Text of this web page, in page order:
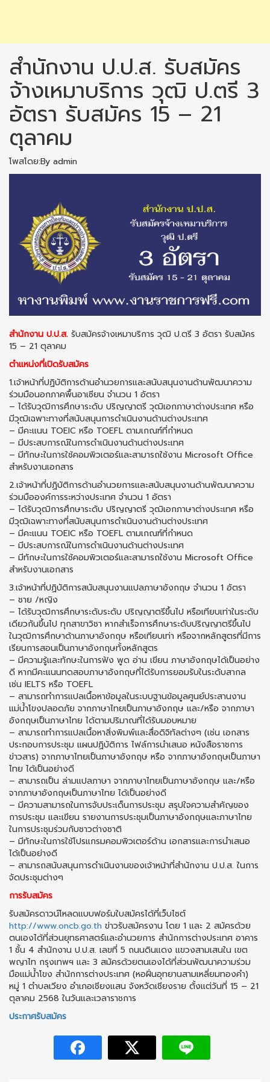
สำนักงาน ป.ป.ส. รับสมัคร
จ้างเหมาบริการ วุฒิ ป.ตรี 3
อัตรา รับสมัคร 15 – 21
ตุลาคม
โพสโดย:By admin
สำนักงาน ป.ป.ส. รับสมัครจ้างเหมาบริการ วุฒิ ป.ตรี 3 อัตรา รับสมัคร
15 – 21 ตุลาคม
ตำแหน่งที่เปิดรับสมัคร
1.เจ้าหน้าที่ปฏิบัติการด้านอำนวยการและสนับสนุนงานด้านพัฒนาความ
ร่วมมือนอกภาคพื้นอาเซียน จำนวน 1 อัตรา
– ได้รับวุฒิการศึกษาระดับ ปริญญาตรี วุฒิเอกภาษาต่างประเทศ หรือ
มีวุฒิเฉพาะทางที่สนับสนุนการดำเนินงานด้านต่างประเทศ
– มีคะแนน TOEIC หรือ TOEFL ตามเกณฑ์ที่กำหนด
– มีประสบการณ์ในการดำเนินงานด้านต่างประเทศ
– มีทักษะในการใช้คอมพิวเตอร์และสามารถใช้งาน Microsoft Office
สำหรับงานเอกสาร
2.เจ้าหน้าที่ปฏิบัติการด้านอำนวยการและสนับสนุนงานด้านพัฒนาความ
ร่วมมือองค์การระหว่างประเทศ จำนวน 1 อัตรา
– ได้รับวุฒิการศึกษาระดับ ปริญญาตรี วุฒิเอกภาษาต่างประเทศ หรือ
มีวุฒิเฉพาะทางที่สนับสนุนการดำเนินงานด้านต่างประเทศ
– มีคะแนน TOEIC หรือ TOEFL ตามเกณฑ์ที่กำหนด
– มีประสบการณ์ในการดำเนินงานด้านต่างประเทศ
– มีทักษะในการใช้คอมพิวเตอร์และสามารถใช้งาน Microsoft Office
สำหรับงานเอกสาร
3.เจ้าหน้าที่ปฏิบัติการสนับสนุนงานแปลภาษาอังกฤษ จำนวน 1 อัตรา
– ชาย /หญิง
– ได้รับวุฒิการศึกษาระดับระดับ ปริญญาตรีขึ้นไป หรือเทียบเท่าในระดับ
เดียวกันขึ้นไป ทุกสาขาวิชา หากสำเร็จการศึกษาระดับปริญญาตรีขึ้นไป
ในวุฒิการศึกษาด้านภาษาอังกฤษ หรือเทียบเท่า หรือจากหลักสูตรที่มีการ
เรียนการสอนเป็นภาษาอังกฤษทั้งหลักสูตร
– มีความรู้และทักษะในการฟัง พูด อ่าน เขียน ภาษาอังกฤษได้เป็นอย่าง
ดี หากมีคะแนนทดสอบภาษาอังกฤษที่ได้รับการยอมรับในระดับสากล
เช่น IELTS หรือ TOEFL
– สามารถทำการแปลเนื้อหาข้อมูลในระบบฐานข้อมูลศูนย์ประสานงาน
แม่น้ำโขงปลอดภัย จากภาษาไทยเป็นภาษาอังกฤษ และ/หรือ จากภาษา
อังกฤษเป็นภาษาไทย ได้ตามปริมาณที่ได้รับมอบหมาย
– สามารถทำการแปลเนื้อหาสิ่งพิมพ์และสื่อดิจิทัลต่างๆ (เช่น เอกสาร
ประกอบการประชุม แผนปฏิบัติการ ไฟล์การนำเสนอ หนังสือราชการ
ข่าวสาร) จากภาษาไทยเป็นภาษาอังกฤษ หรือ จากภาษาอังกฤษเป็นภาษา
ไทย ได้เป็นอย่างดี
– สามารถเป็น ล่ามแปลภาษา จากภาษาไทยเป็นภาษาอังกฤษ และ/หรือ
จากภาษาอังกฤษเป็นภาษาไทย ได้เป็นอย่างดี
– มีความสามารถในการจับประเด็นการประชุม สรุปใจความสำคัญของ
การประชุม และเขียน รายงานการประชุมเป็นภาษาอังกฤษและภาษาไทย
ในการประชุมร่วมกับชาวต่างชาติ
– มีทักษะในการใช้โปรแกรมคอมพิวเตอร์ด้าน เอกสารและการนำเสนอ
ได้เป็นอย่างดี
– สามารถสนับสนุนการดำเนินงานของเจ้าหน้าที่สำนักงาน ป.ป.ส. ในการ
จัดประชุมต่างๆ
การรับสมัคร
รับสมัครดาวน์โหลดแบบฟอร์มใบสมัครได้ที่เว็บไซต์
http://www.oncb.go.th ข่าวรับสมัครงาน โดย 1 และ 2 สมัครด้วย
ตนเองได้ที่ส่วนยุทธศาสตร์และอำนวยการ สำนักการต่างประเทศ อาคาร
1 ชั้น 4 สำนักงาน ป.ป.ส. เลขที่ 5 ถนนดินแดง แขวงสามเสนใน เขต
พญาไท กรุงเทพฯ และ 3 สมัครด้วยตนเองได้ที่ส่วนพัฒนาความร่วม
มือแม่น้ำโขง สำนักการต่างประเทศ (หอฝิ่นอุทยานสามเหลี่ยมทองคำ)
หมู่ 1 ตำบลเวียง อำเภอเชียงแสน จังหวัดเชียงราย ตั้งแต่วันที่ 15 – 21
ตุลาคม 2568 ในวันและเวลาราชการ
ประกาศรับสมัคร